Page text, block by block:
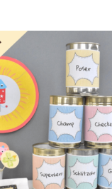
IN DEN WARENKORB